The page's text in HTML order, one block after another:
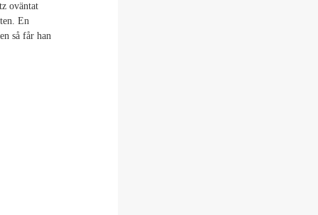
oväntat
En
så får han